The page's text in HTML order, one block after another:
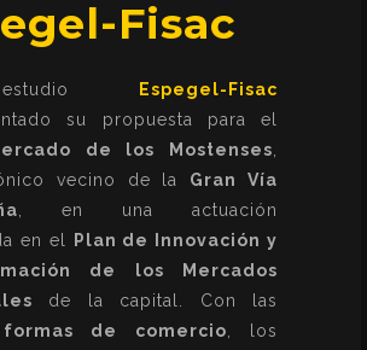
Fisac
Espegel-Fisac
su propuesta para el
de los Mostenses
vecino de la Gran Vía
, en una actuación
en el
Plan de Innovación y
de los Mercados
de la capital. Con las
de comercio , los